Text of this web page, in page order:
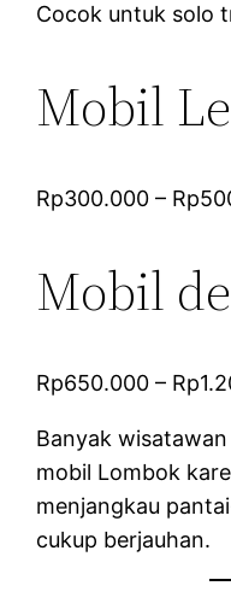
Cocok untuk solo
Mobil
Rp300.000 –
Mobil
Rp650.000 –
Banyak
mobil Lombok
menjangkau
cukup berjauhan.